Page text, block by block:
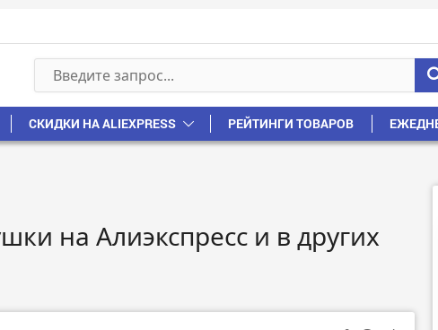
СКИДКИ НА ALIEXPRESS РЕЙТИНГИ ТОВАРОВ
на Алиэкспресс и в других